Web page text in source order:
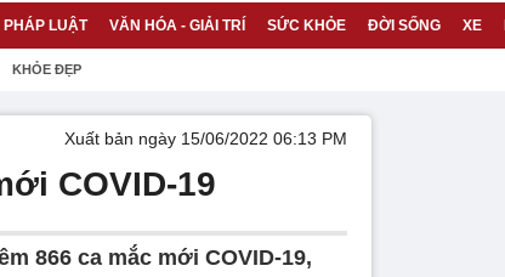
PHÁP LUẬT VĂN HÓA - GIẢI TRÍ SỨC KHỎE ĐỜI SỐNG XE
KHỎE ĐẸP
Xuất bản ngày 15/06/2022 06:13 PM
COVID-19
866 ca mắc mới COVID-19,